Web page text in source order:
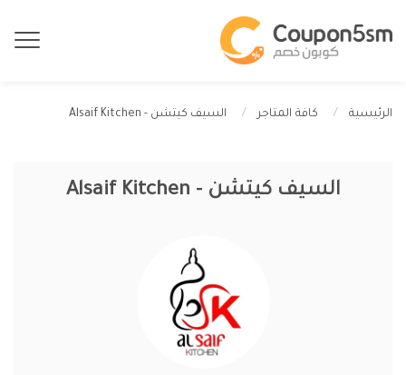
الرئيسية كافة المتاجر السيف كيتشن - Alsaif Kitchen
السيف كيتشن - Alsaif Kitchen